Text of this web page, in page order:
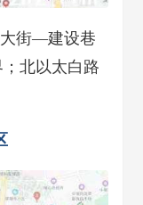
街—建设巷
北以太白路